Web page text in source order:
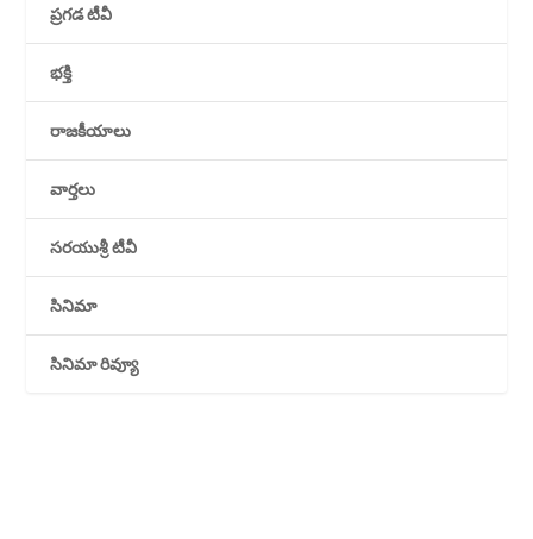
ప్రగడ టీవీ
భక్తి
రాజకీయాలు
వార్తలు
సరయుశ్రీ టీవీ
సినిమా
సినిమా రివ్యూ